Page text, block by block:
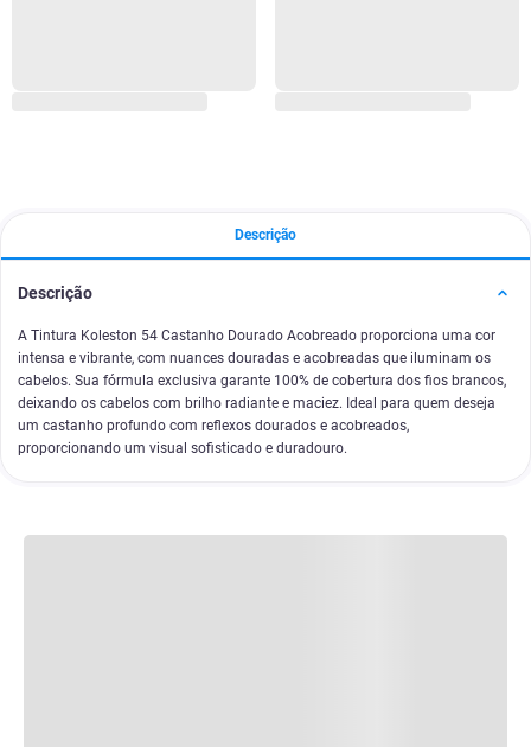
Descrição
Descrição
A Tintura Koleston 54 Castanho Dourado Acobreado proporciona uma cor
intensa e vibrante, com nuances douradas e acobreadas que iluminam os
cabelos. Sua fórmula exclusiva garante 100% de cobertura dos fios brancos,
deixando os cabelos com brilho radiante e maciez. Ideal para quem deseja
um castanho profundo com reflexos dourados e acobreados,
proporcionando um visual sofisticado e duradouro.